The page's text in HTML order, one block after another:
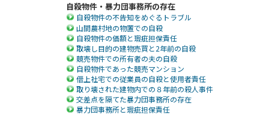
自殺物件・暴力団事務所の存在
自殺物件の不告知をめぐるトラブル
山間農村地の物置での自殺
自殺物件の価額と瑕疵担保責任
取壊し目的の建物売買と2年前の自殺
競売物件での所有者の夫の自殺
自殺物件であった競売マンション
借上社宅での従業員の自殺と使用者責任
取り壊された建物内での８年前の殺人事件
交差点を隔てた暴力団事務所の存在
暴力団事務所と瑕疵担保責任